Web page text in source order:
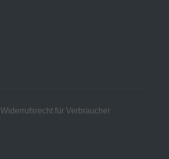
Widerrufsrecht für Verbraucher